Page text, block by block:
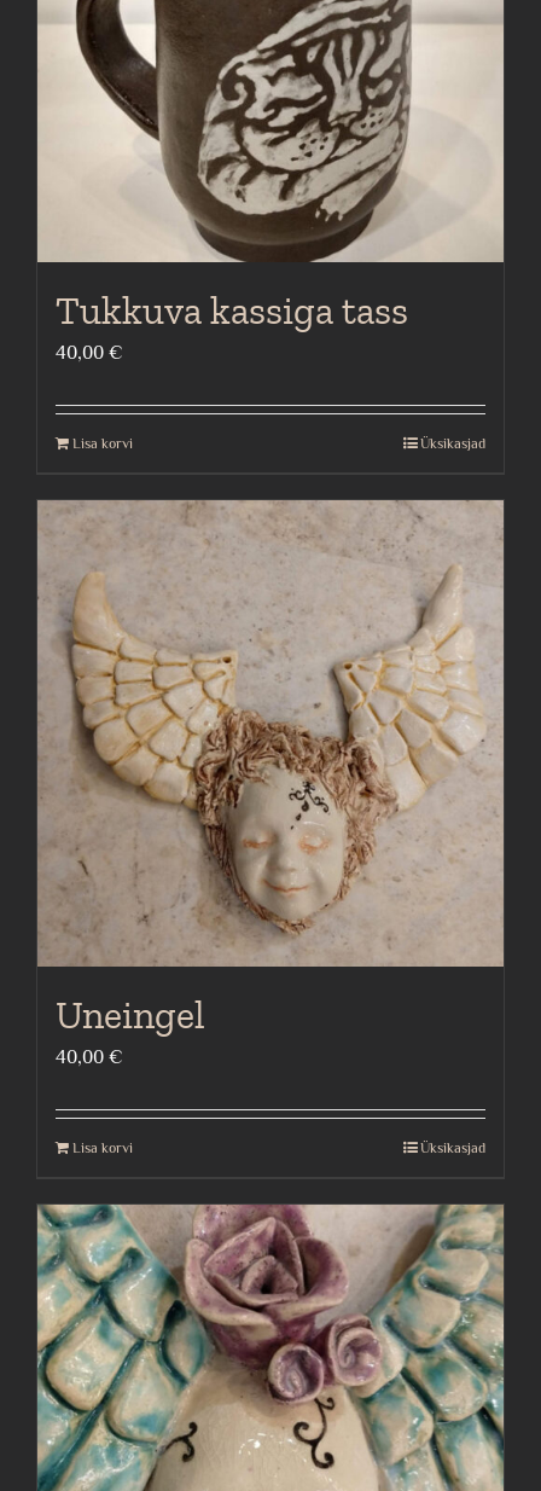
Tukkuva kassiga tass
40,00 €
Lisa korvi Üksikasjad
Uneingel
40,00 €
Lisa korvi Üksikasjad